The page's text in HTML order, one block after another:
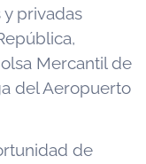
privadas
Mercantil de
del Aeropuerto
de